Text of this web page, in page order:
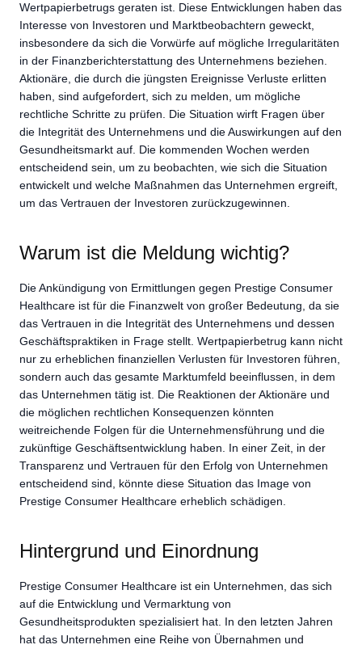
Wertpapierbetrugs geraten ist. Diese Entwicklungen haben das
Interesse von Investoren und Marktbeobachtern geweckt,
insbesondere da sich die Vorwürfe auf mögliche Irregularitäten
in der Finanzberichterstattung des Unternehmens beziehen.
Aktionäre, die durch die jüngsten Ereignisse Verluste erlitten
haben, sind aufgefordert, sich zu melden, um mögliche
rechtliche Schritte zu prüfen. Die Situation wirft Fragen über
die Integrität des Unternehmens und die Auswirkungen auf den
Gesundheitsmarkt auf. Die kommenden Wochen werden
entscheidend sein, um zu beobachten, wie sich die Situation
entwickelt und welche Maßnahmen das Unternehmen ergreift,
um das Vertrauen der Investoren zurückzugewinnen.
Warum ist die Meldung wichtig?
Die Ankündigung von Ermittlungen gegen Prestige Consumer
Healthcare ist für die Finanzwelt von großer Bedeutung, da sie
das Vertrauen in die Integrität des Unternehmens und dessen
Geschäftspraktiken in Frage stellt. Wertpapierbetrug kann nicht
nur zu erheblichen finanziellen Verlusten für Investoren führen,
sondern auch das gesamte Marktumfeld beeinflussen, in dem
das Unternehmen tätig ist. Die Reaktionen der Aktionäre und
die möglichen rechtlichen Konsequenzen könnten
weitreichende Folgen für die Unternehmensführung und die
zukünftige Geschäftsentwicklung haben. In einer Zeit, in der
Transparenz und Vertrauen für den Erfolg von Unternehmen
entscheidend sind, könnte diese Situation das Image von
Prestige Consumer Healthcare erheblich schädigen.
Hintergrund und Einordnung
Prestige Consumer Healthcare ist ein Unternehmen, das sich
auf die Entwicklung und Vermarktung von
Gesundheitsprodukten spezialisiert hat. In den letzten Jahren
hat das Unternehmen eine Reihe von Übernahmen und